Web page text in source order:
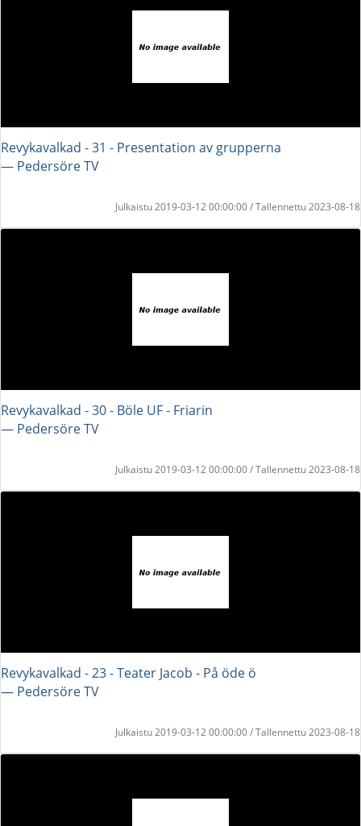
Revykavalkad - 31 - Presentation av grupperna
― Pedersöre TV
Julkaistu 2019-03-12 00:00:00 / Tallennettu 2023-08-18
Revykavalkad - 30 - Böle UF - Friarin
― Pedersöre TV
Julkaistu 2019-03-12 00:00:00 / Tallennettu 2023-08-18
Revykavalkad - 23 - Teater Jacob - På öde ö
― Pedersöre TV
Julkaistu 2019-03-12 00:00:00 / Tallennettu 2023-08-18